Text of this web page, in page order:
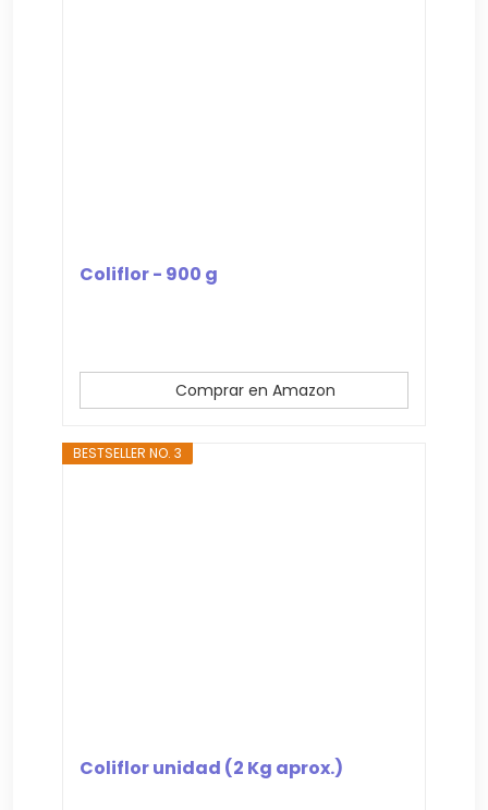
Coliflor - 900 g
Comprar en Amazon
BESTSELLER NO. 3
Coliflor unidad (2 Kg aprox.)